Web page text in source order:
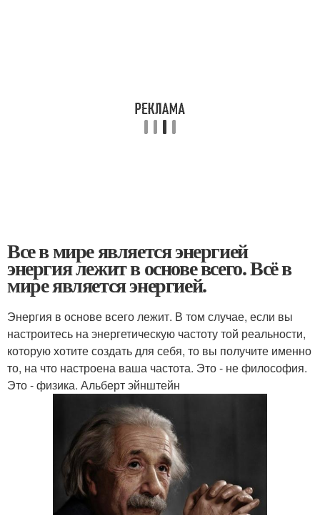
Все в мире является энергией
энергия лежит в основе всего. Всё в
мире является энергией.
Энергия в основе всего лежит. В том случае, если вы
настроитесь на энергетическую частоту той реальности,
которую хотите создать для себя, то вы получите именно
то, на что настроена ваша частота. Это - не философия.
Это - физика. Альберт эйнштейн